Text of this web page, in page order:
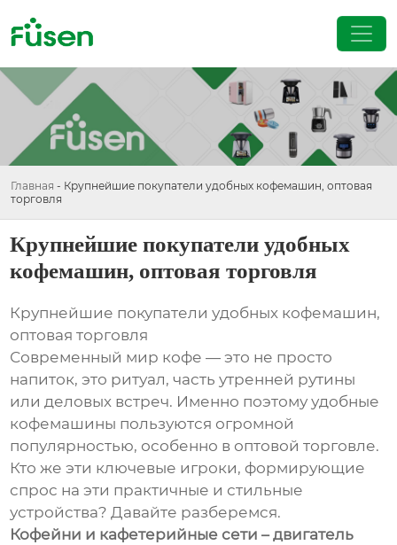
Главная - Крупнейшие покупатели удобных кофемашин, оптовая
торговля
Крупнейшие покупатели удобных
кофемашин, оптовая торговля
Крупнейшие покупатели удобных кофемашин,
оптовая торговля
Современный мир кофе — это не просто
напиток, это ритуал, часть утренней рутины
или деловых встреч. Именно поэтому удобные
кофемашины пользуются огромной
популярностью, особенно в оптовой торговле.
Кто же эти ключевые игроки, формирующие
спрос на эти практичные и стильные
устройства? Давайте разберемся.
Кофейни и кафетерийные сети – двигатель